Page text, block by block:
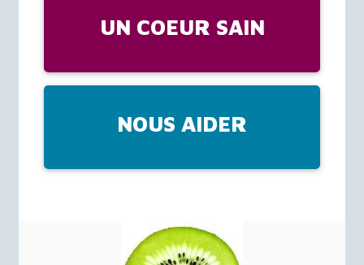
UN COEUR SAIN
NOUS AIDER